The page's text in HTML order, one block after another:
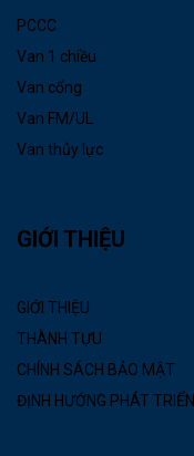
PCCC
Van 1 chiều
Van cổng
Van FM/UL
Van thủy lực
GIỚI THIỆU
GIỚI THIỆU
THÀNH TỰU
CHÍNH SÁCH BẢO MẬT
ĐỊNH HƯỚNG PHÁT TRIỂN